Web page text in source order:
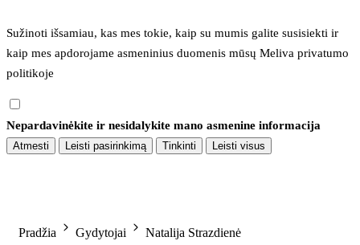
Sužinoti išsamiau, kas mes tokie, kaip su mumis galite susisiekti ir
kaip mes apdorojame asmeninius duomenis mūsų Meliva privatumo
politikoje
Nepardavinėkite ir nesidalykite mano asmenine informacija
Atmesti Leisti pasirinkimą Tinkinti Leisti visus
Pradžia Gydytojai Natalija Strazdienė